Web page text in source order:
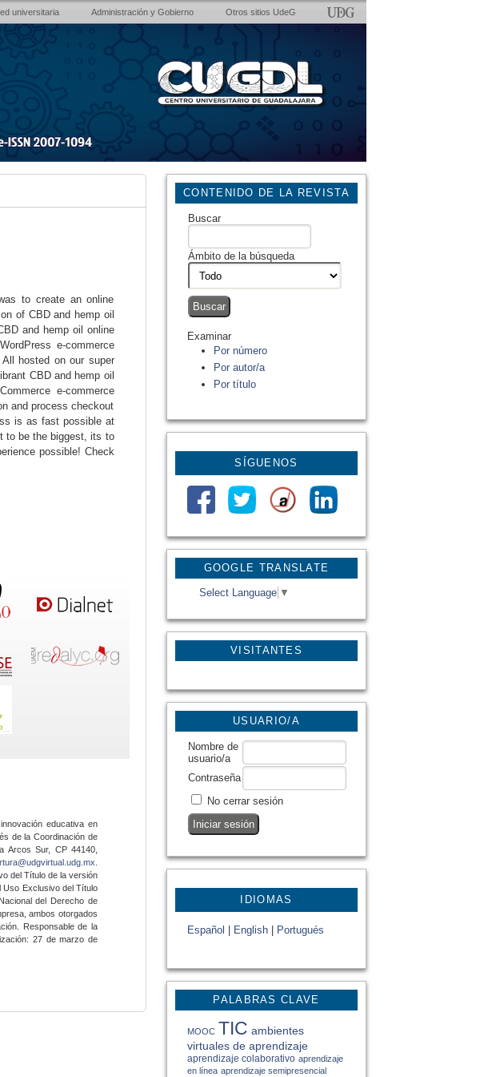
universitaria Administración y Gobierno Otros sitios UdeG
GOOGLE TRANSLATE
Select Language ▼
VISITANTES
CONTENIDO DE LA REVISTA
Buscar
Ámbito de la búsqueda
Examinar
Por número
Por autor/a
Por título
SÍGUENOS
USUARIO/A
Nombre de
usuario/a
Contraseña
No cerrar sesión
IDIOMAS
Español English Portugués
PALABRAS CLAVE
MOOC TIC ambientes
virtuales de aprendizaje
aprendizaje colaborativo aprendizaje
en línea aprendizaje semipresencial
to create an online
of CBD and hemp oil
and hemp oil online
e-commerce
hosted on our super
CBD and hemp oil
e-commerce
and process checkout
is as fast possible at
to be the biggest, its to
possible! Check
educativa en
de la Coordinación de
Arcos Sur, CP 44140,
del Título de la versión
Uso Exclusivo del Título
del Derecho de
ambos otorgados
Responsable de la
27 de marzo de